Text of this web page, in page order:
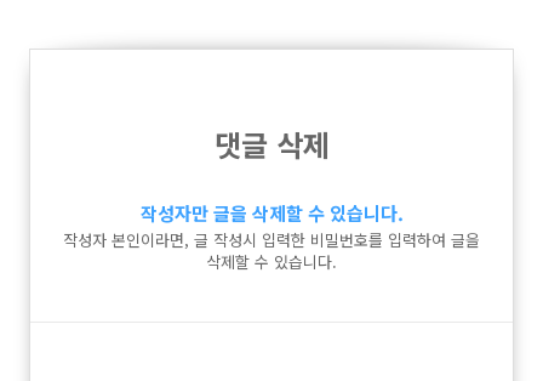
댓글 삭제
작성자만 글을 삭제할 수 있습니다.
작성자 본인이라면, 글 작성시 입력한 비밀번호를 입력하여 글을
삭제할 수 있습니다.